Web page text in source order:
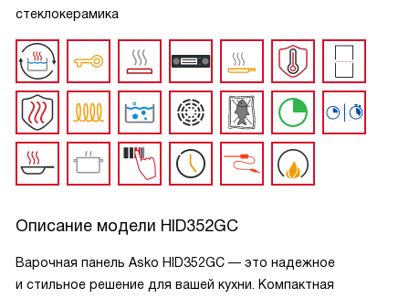
стеклокерамика
Описание модели HID352GC
Варочная панель Asko HID352GC — это надежное
и стильное решение для вашей кухни. Компактная